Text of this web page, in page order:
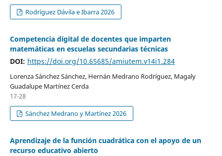
Rodríguez Dávila e Ibarra 2026
Competencia digital de docentes que imparten
matemáticas en escuelas secundarias técnicas
DOI: https://doi.org/10.65685/amiutem.v14i1.284
Lorenza Sánchez Sánchez, Hernán Medrano Rodríguez, Magaly
Guadalupe Martínez Cerda
17-28
Sánchez Medrano y Martínez 2026
Aprendizaje de la función cuadrática con el apoyo de un
recurso educativo abierto